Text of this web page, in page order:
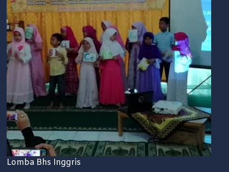
Lomba Bhs Inggris